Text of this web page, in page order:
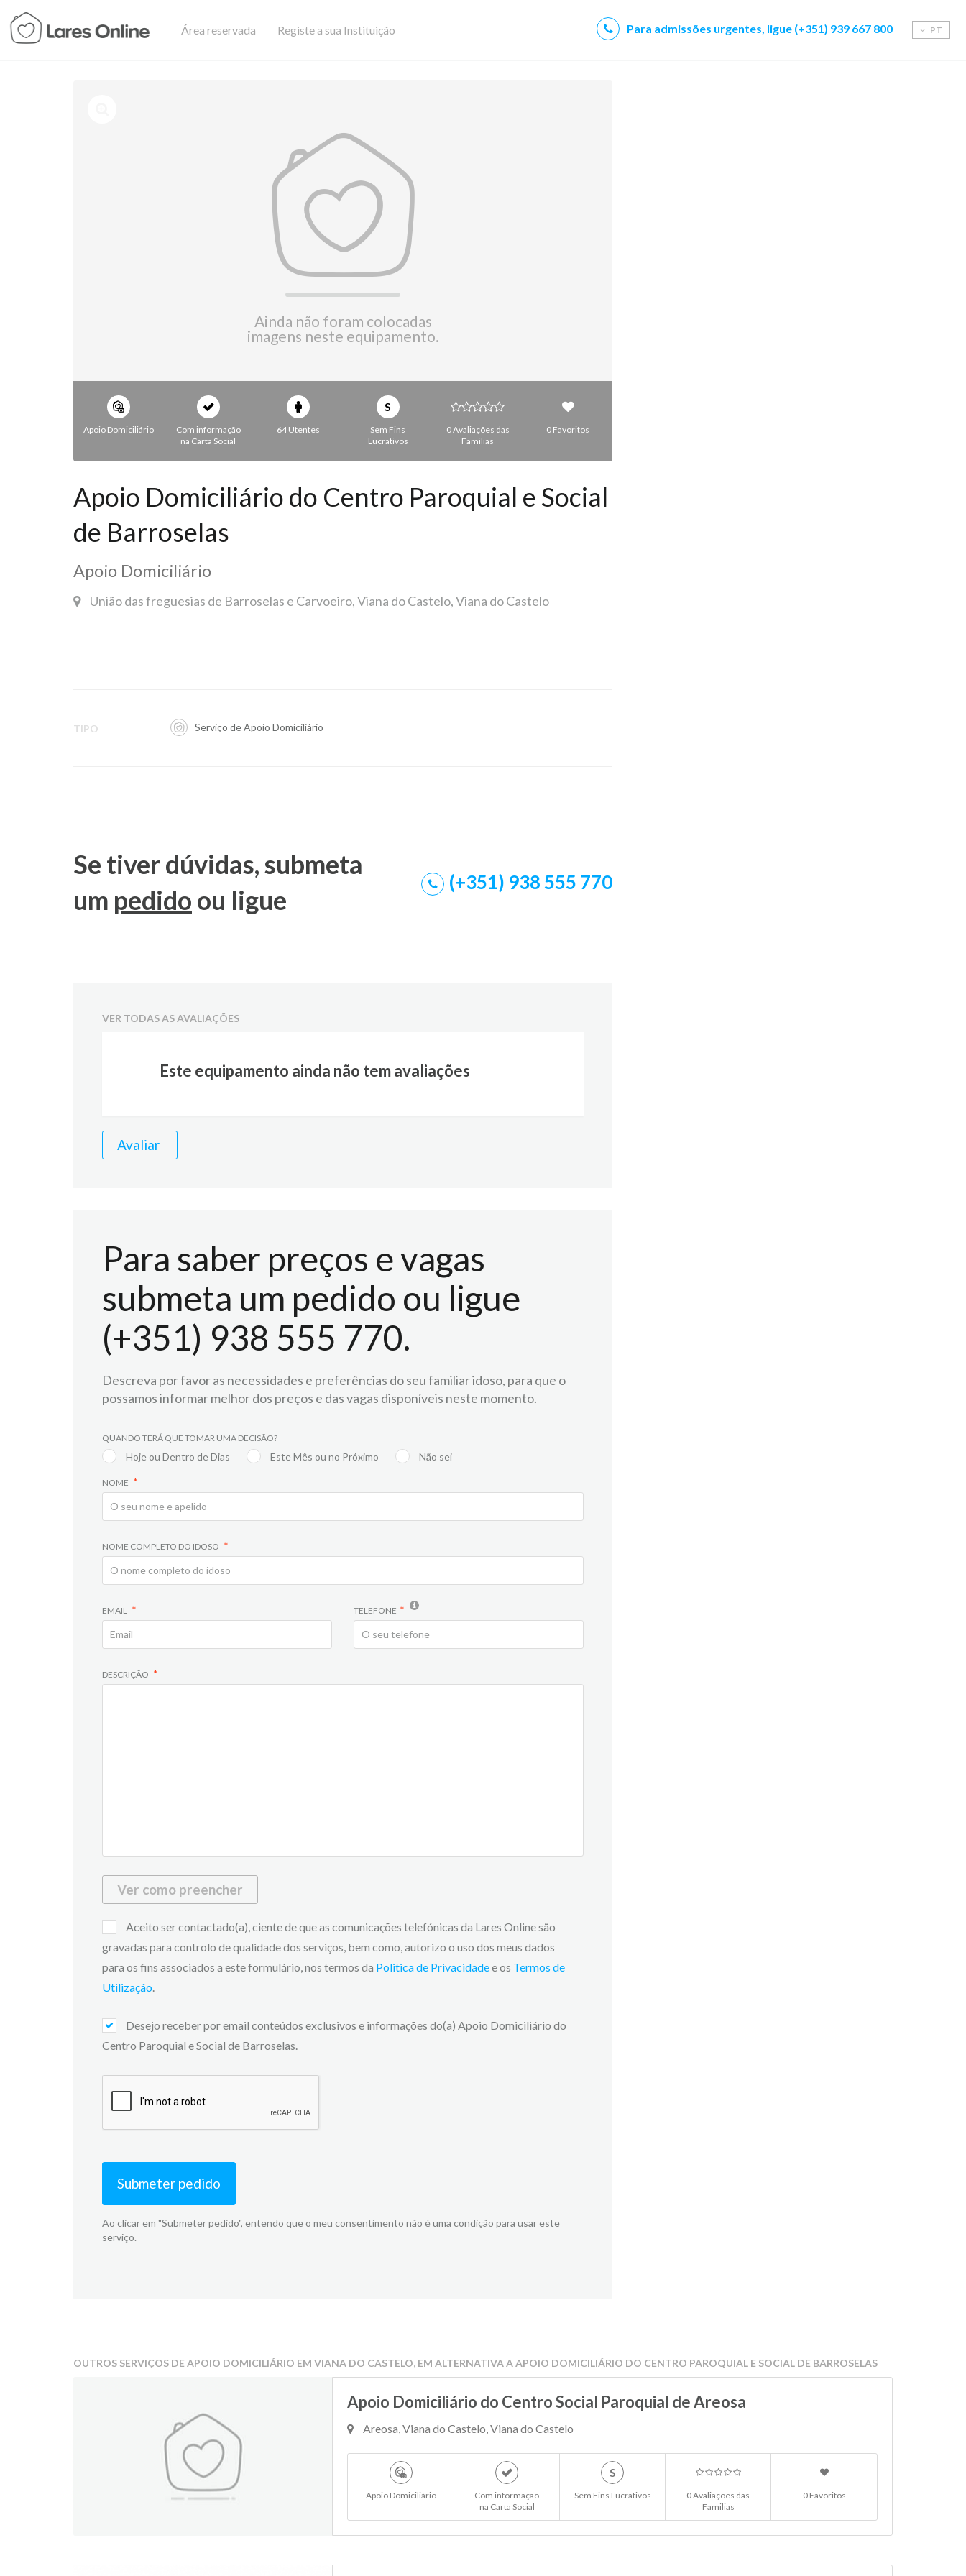
Área reservada Registe a sua Instituição PT
Para admissões urgentes, ligue (+351) 939 667 800
Ainda não foram colocadas
imagens neste equipamento.
Apoio Domiciliário
Com informação
na Carta Social
64 Utentes
S
Sem Fins
Lucrativos
0 Avaliações das
Familias
0 Favoritos
Apoio Domiciliário do Centro Paroquial e Social
de Barroselas
Apoio Domiciliário
União das freguesias de Barroselas e Carvoeiro, Viana do Castelo, Viana do Castelo
TIPO Serviço de Apoio Domiciliário
Se tiver dúvidas, submeta
um pedido ou ligue
(+351) 938 555 770
VER TODAS AS AVALIAÇÕES
Este equipamento ainda não tem avaliações
Avaliar
Para saber preços e vagas
submeta um pedido ou ligue
(+351) 938 555 770.
Descreva por favor as necessidades e preferências do seu familiar idoso, para que o
possamos informar melhor dos preços e das vagas disponíveis neste momento.
QUANDO TERÁ QUE TOMAR UMA DECISÃO?
Hoje ou Dentro de Dias Este Mês ou no Próximo Não sei
NOME
NOME COMPLETO DO IDOSO
EMAIL TELEFONE
DESCRIÇÃO
Ver como preencher
Aceito ser contactado(a), ciente de que as comunicações telefónicas da Lares Online são
gravadas para controlo de qualidade dos serviços, bem como, autorizo o uso dos meus dados
para os fins associados a este formulário, nos termos da Politica de Privacidadee os Termos de
Utilização.
Desejo receber por email conteúdos exclusivos e informações do(a) Apoio Domiciliário do
Centro Paroquial e Social de Barroselas.
Submeter pedido
Ao clicar em "Submeter pedido", entendo que o meu consentimento não é uma condição para usar este
serviço.
OUTROS SERVIÇOS DE APOIO DOMICILIÁRIO EM VIANA DO CASTELO, EM ALTERNATIVA A APOIO DOMICILIÁRIO DO CENTRO PAROQUIAL E SOCIAL DE BARROSELAS
Apoio Domiciliário do Centro Social Paroquial de Areosa
Areosa, Viana do Castelo, Viana do Castelo
Apoio Domiciliário
Com informação
na Carta Social
S
Sem Fins Lucrativos
0 Avaliações das
Familias
0 Favoritos